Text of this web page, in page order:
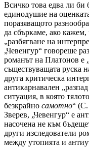
Всичко това едва ли би
единодушие на
поразяващото
да сбъркаме, ако
„разбягване на
„Чевенгур“ говореше
романът на Платонов е
съществуващата руска
друга критическа
антикарнавален
ситуация, в която
безкрайно самотно“
Зверев, „Чевенгур“ е
насочена не към
други изследователи
между утопията и